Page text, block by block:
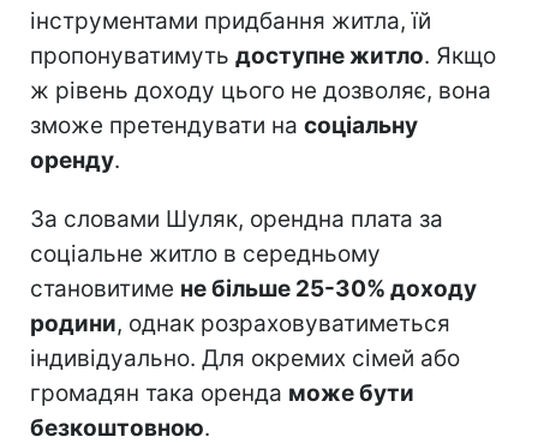
інструментами придбання житла, їй
пропонуватимуть доступне житло. Якщо
ж рівень доходу цього не дозволяє, вона
зможе претендувати на соціальну
оренду.
За словами Шуляк, орендна плата за
соціальне житло в середньому
становитиме не більше 25-30% доходу
родини, однак розраховуватиметься
індивідуально. Для окремих сімей або
громадян така оренда може бути
безкоштовною.